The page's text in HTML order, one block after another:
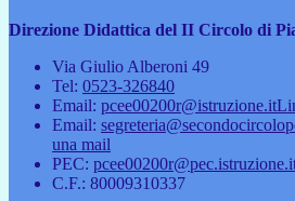
Direzione Didattica del II Circolo di
Via Giulio Alberoni 49
Tel: 0523-326840
Email: pcee00200r@istruzione.it
Email:
una mail
PEC:
C.F.: 80009310337